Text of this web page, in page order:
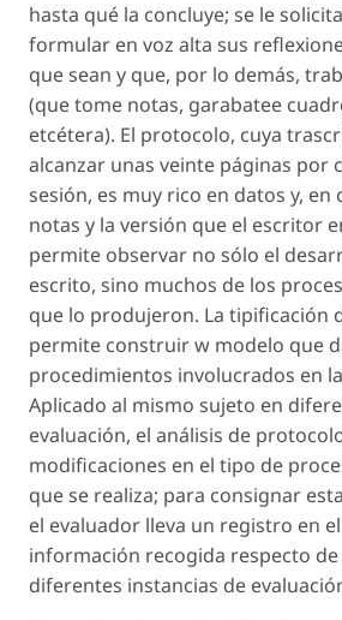
hasta qué la concluye; se le
formular en voz alta sus
que sean y que, por lo demás,
(que tome notas, garabatee
etcétera). El protocolo, cuya
alcanzar unas veinte páginas por
sesión, es muy rico en datos y, en
notas y la versión que el escritor
permite observar no sólo el
escrito, sino muchos de los
que lo produjeron. La tipificación
permite construir w modelo que
procedimientos involucrados en
Aplicado al mismo sujeto en
evaluación, el análisis de
modificaciones en el tipo de
que se realiza; para consignar
el evaluador lleva un registro en
información recogida respecto de
diferentes instancias de